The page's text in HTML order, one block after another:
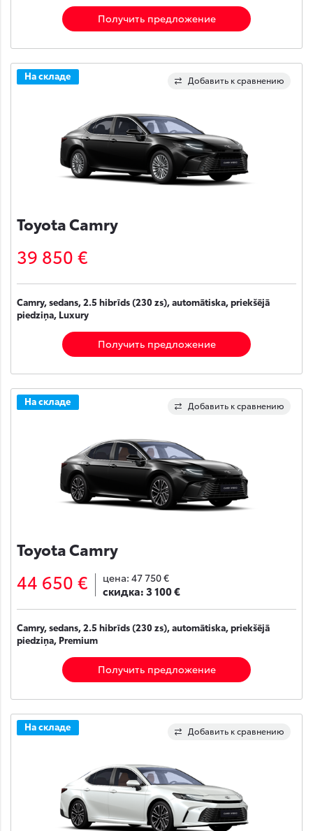
Получить предложение
Добавить к сравнению
На складе
Toyota Camry
39 850 €
Camry, sedans, 2.5 hibrīds (230 zs), automātiska, priekšējā
piedziņa, Luxury
Получить предложение
Добавить к сравнению
На складе
Toyota Camry
44 650 € цена: 47 750 €
скидка:3 100 €
Camry, sedans, 2.5 hibrīds (230 zs), automātiska, priekšējā
piedziņa, Premium
Получить предложение
Добавить к сравнению
На складе